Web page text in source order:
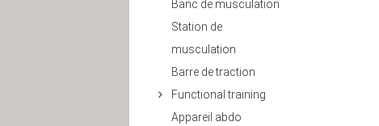
Banc de musculation
Station de
musculation
Barre de traction
Functional training
Appareil abdo